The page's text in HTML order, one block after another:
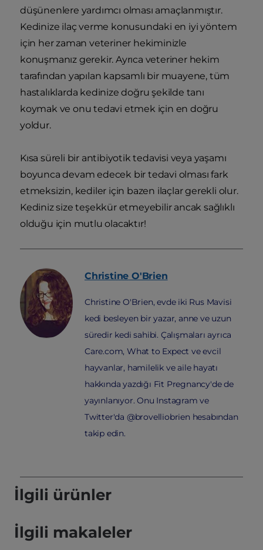
düşünenlere yardımcı olması amaçlanmıştır.
Kedinize ilaç verme konusundaki en iyi yöntem
için her zaman veteriner hekiminizle
konuşmanız gerekir. Ayrıca veteriner hekim
tarafından yapılan kapsamlı bir muayene, tüm
hastalıklarda kedinize doğru şekilde tanı
koymak ve onu tedavi etmek için en doğru
yoldur.
Kısa süreli bir antibiyotik tedavisi veya yaşamı
boyunca devam edecek bir tedavi olması fark
etmeksizin, kediler için bazen ilaçlar gerekli olur.
Kediniz size teşekkür etmeyebilir ancak sağlıklı
olduğu için mutlu olacaktır!
Christine O'Brien
Christine O'Brien, evde iki Rus Mavisi
kedi besleyen bir yazar, anne ve uzun
süredir kedi sahibi. Çalışmaları ayrıca
Care.com, What to Expect ve evcil
hayvanlar, hamilelik ve aile hayatı
hakkında yazdığı Fit Pregnancy'de de
yayınlanıyor. Onu Instagram ve
Twitter'da @brovelliobrien hesabından
takip edin.
İlgili ürünler
İlgili makaleler